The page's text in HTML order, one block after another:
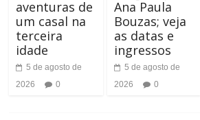
aventuras de
um casal na
terceira
idade
5 de agosto de
2026
0
Ana Paula
Bouzas; veja
as datas e
ingressos
5 de agosto de
2026
0